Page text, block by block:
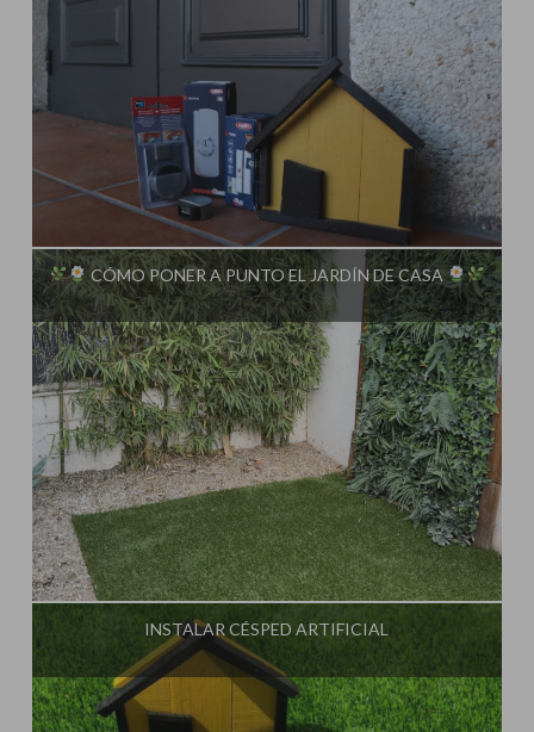
Influencer:Steffido
CÓMO PONER A PUNTO EL JARDÍN DE CASA
Influencer:Steffido
INSTALAR CÉSPED ARTIFICIAL